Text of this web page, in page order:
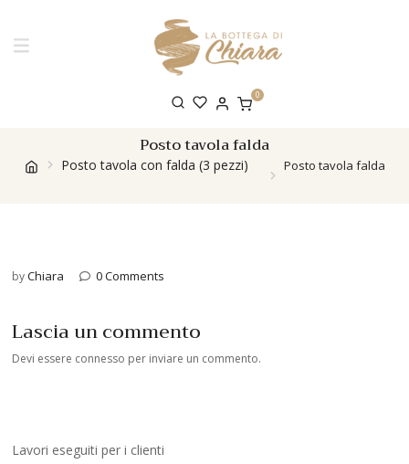
0
Posto tavola falda
Posto tavola con falda (3 pezzi) Posto tavola falda
byChiara 0 Comments
Lascia un commento
Devi essere connesso per inviare un commento.
Lavori eseguiti per i clienti